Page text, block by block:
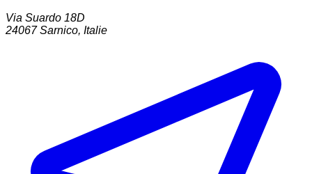
Via Suardo 18D
24067 Sarnico, Italie